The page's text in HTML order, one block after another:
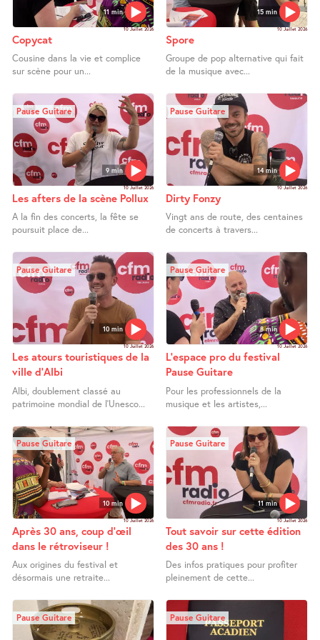
11 min
10 Juillet 2026
Copycat
Cousine dans la vie et complice
sur scène pour un...
15 min
10 Juillet 2026
Spore
Groupe de pop alternative qui fait
de la musique avec...
9 min
Pause Guitare
10 Juillet 2026
Les afters de la scène Pollux
A la fin des concerts, la fête se
poursuit place de...
14 min
Pause Guitare
10 Juillet 2026
Dirty Fonzy
Vingt ans de route, des centaines
de concerts à travers...
10 min
Pause Guitare
10 Juillet 2026
Les atours touristiques de la
ville d’Albi
Albi, doublement classé au
patrimoine mondial de l’Unesco...
8 min
Pause Guitare
10 Juillet 2026
L’espace pro du festival
Pause Guitare
Pour les professionnels de la
musique et les artistes,...
10 min
Pause Guitare
10 Juillet 2026
Après 30 ans, coup d’œil
dans le rétroviseur !
Aux origines du festival et
désormais une retraite...
11 min
Pause Guitare
10 Juillet 2026
Tout savoir sur cette édition
des 30 ans !
Des infos pratiques pour profiter
pleinement de cette...
Pause Guitare Pause Guitare